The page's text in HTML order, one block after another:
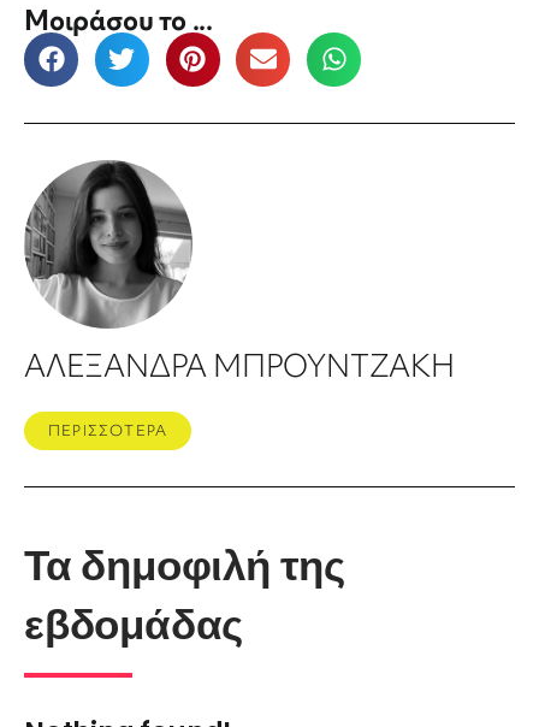
Μοιράσου το ...
ΑΛΕΞΑΝΔΡΑ ΜΠΡΟΥΝΤΖΑΚΗ
ΠΕΡΙΣΣΟΤΕΡΑ
Τα δημοφιλή της
εβδομάδας